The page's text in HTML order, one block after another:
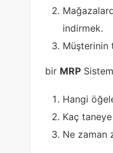
indirmek.
Müşterinin
bir MRP
Hangi
Kaç
Ne zaman